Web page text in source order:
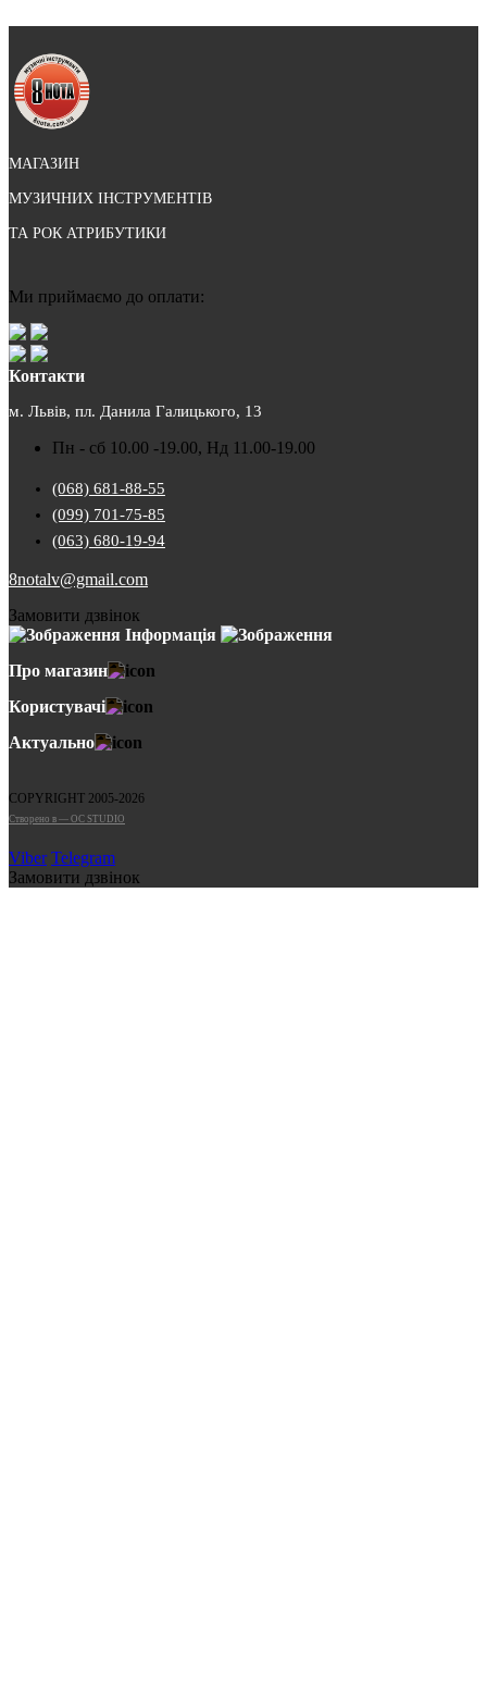
МАГАЗИН
МУЗИЧНИХ ІНСТРУМЕНТІВ
ТА РОК АТРИБУТИКИ
Ми приймаємо до оплати:
Контакти
м. Львів, пл. Данила Галицького, 13
Пн - сб 10.00 -19.00, Нд 11.00-19.00
(068) 681-88-55
(099) 701-75-85
(063) 680-19-94
8notalv@gmail.com
Замовити дзвінок
Інформація
Про магазин
Користувачі
Актуально
COPYRIGHT 2005-2026
Cтворено в — OC STUDIO
Viber Telegram
Замовити дзвінок